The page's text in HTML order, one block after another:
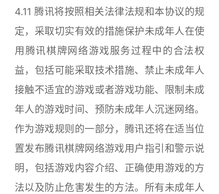
4.11 腾讯将按照相关法律法规和本协议的规
定，采取切实有效的措施保护未成年人在使
用腾讯棋牌网络游戏服务过程中的合法权
益，包括可能采取技术措施、禁止未成年人
接触不适宜的游戏或者游戏功能、限制未成
年人的游戏时间、预防未成年人沉迷网络。
作为游戏规则的一部分，腾讯还将在适当位
置发布腾讯棋牌网络游戏用户指引和警示说
明，包括游戏内容介绍、正确使用游戏的方
法以及防止危害发生的方法。所有未成年人